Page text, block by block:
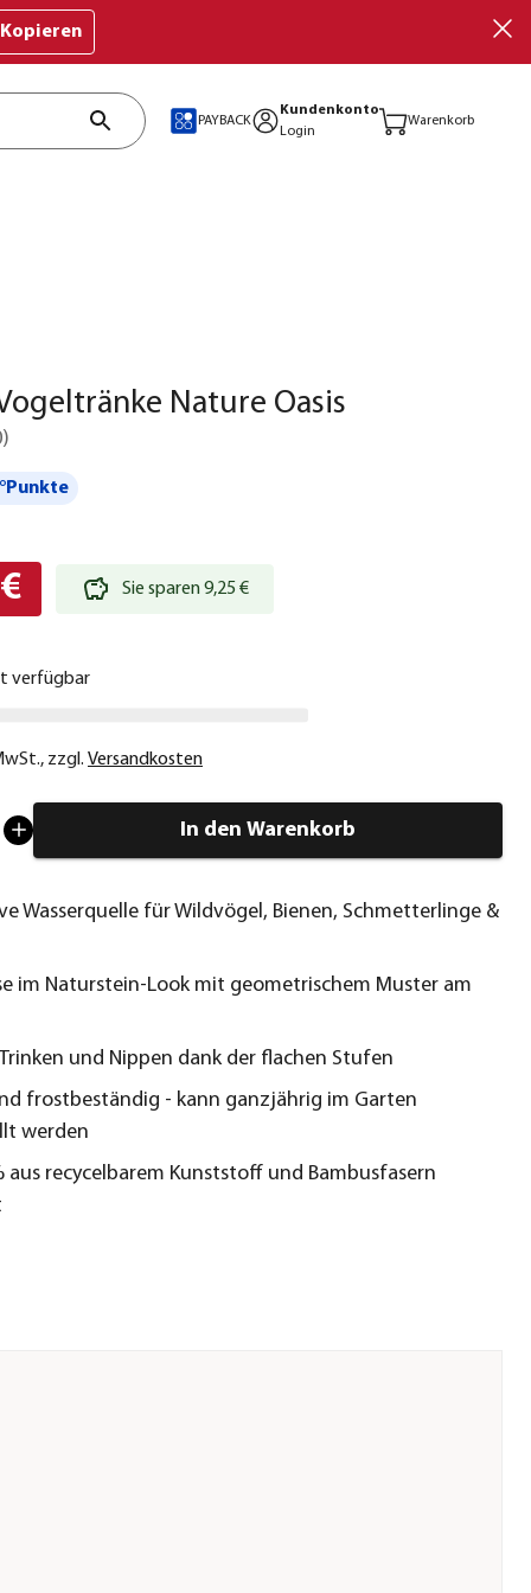
Kopieren
PAYBACK
Kundenkonto
Login
Warenkorb
Nature Oasis
)
Sie sparen 9,25 €
verfügbar
, zzgl. Versandkosten
In den Warenkorb
Wasserquelle für Wildvögel, Bienen, Schmetterlinge &
im Naturstein-Look mit geometrischem Muster am
Trinken und Nippen dank der flachen Stufen
frostbeständig - kann ganzjährig im Garten
werden
aus recycelbarem Kunststoff und Bambusfasern